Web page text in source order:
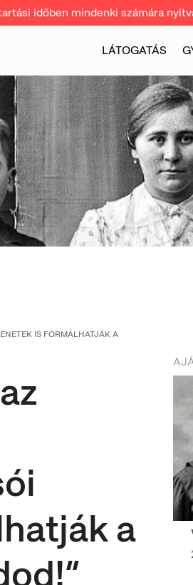
időben mindenki számára
LÁTOGATÁS
IS FORMÁLHATJÁK A
a